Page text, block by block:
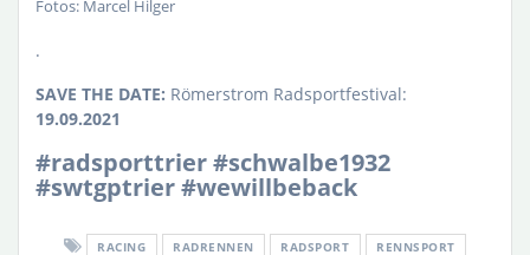
Fotos: Marcel Hilger
.
SAVE THE DATE: Römerstrom Radsportfestival:
19.09.2021
#radsporttrier #schwalbe1932
#swtgptrier #wewillbeback
RACING RADRENNEN RADSPORT
RENNSPORT